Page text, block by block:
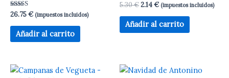
Valorado
5.00
de 5
26.75€ (impuestos incluidos)
Añadir al carrito
5.30€2.14€ (impuestos incluidos)
Añadir al carrito
El
El